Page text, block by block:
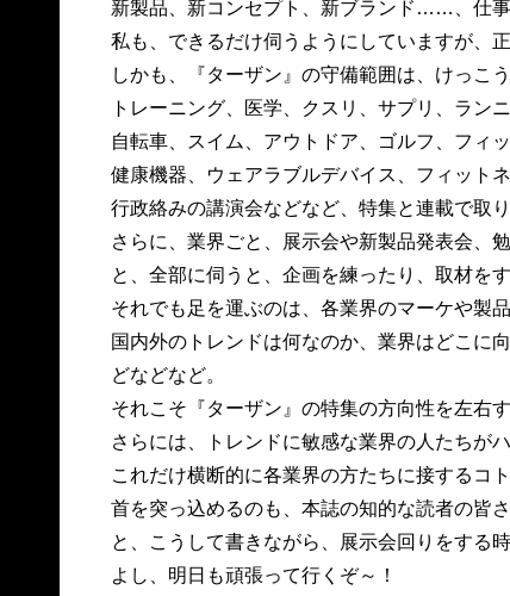
新製品、新コンセプト、新ブランド……、仕事
私も、できるだけ伺うようにしていますが、
しかも、『ターザン』の守備範囲は、けっこ
トレーニング、医学、クスリ、サプリ、ラン
自転車、スイム、アウトドア、ゴルフ、フィ
健康機器、ウェアラブルデバイス、フィット
行政絡みの講演会などなど、特集と連載で取
さらに、業界ごと、展示会や新製品発表会、
と、全部に伺うと、企画を練ったり、取材を
それでも足を運ぶのは、各業界のマーケや製
国内外のトレンドは何なのか、業界はどこに
どなどなど。
それこそ『ターザン』の特集の方向性を左右
さらには、トレンドに敏感な業界の人たちが
これだけ横断的に各業界の方たちに接するコ
首を突っ込めるのも、本誌の知的な読者の皆
と、こうして書きながら、展示会回りをする
よし、明日も頑張って行くぞ～！